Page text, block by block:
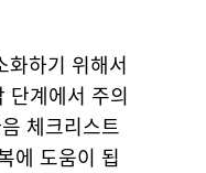
화하기 위해서
단계에서 주의
체크리스트
에 도움이 됩